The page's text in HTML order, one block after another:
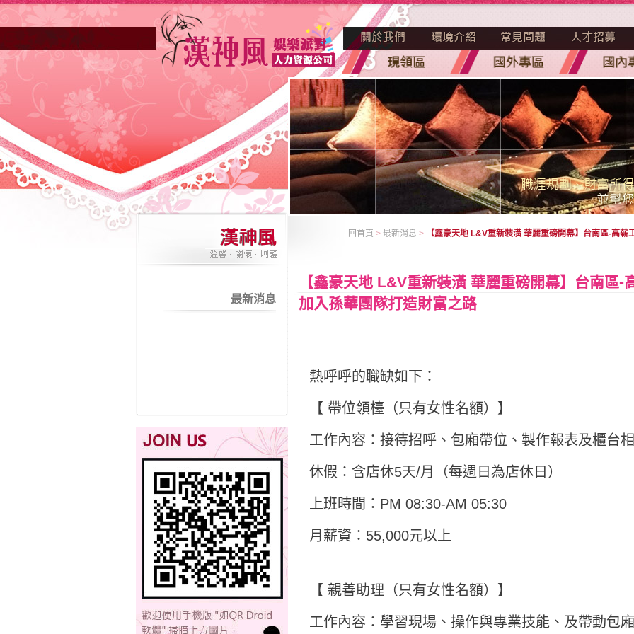
最新消息
回首頁 > 最新消息 > 【鑫豪天地 L&V重新裝潢 華麗重磅開幕】台南區-高
【鑫豪天地 L&V重新裝潢 華麗重磅開幕】台南區-
加入孫華團隊打造財富之路
熱呼呼的職缺如下：
【 帶位領檯（只有女性名額）】
工作內容：接待招呼、包廂帶位、製作報表及櫃台
休假：含店休5天/月（每週日為店休日）
上班時間：PM 08:30-AM 05:30
月薪資：55,000元以上
【 親善助理（只有女性名額）】
工作內容：學習現場、操作與專業技能、及帶動包廂